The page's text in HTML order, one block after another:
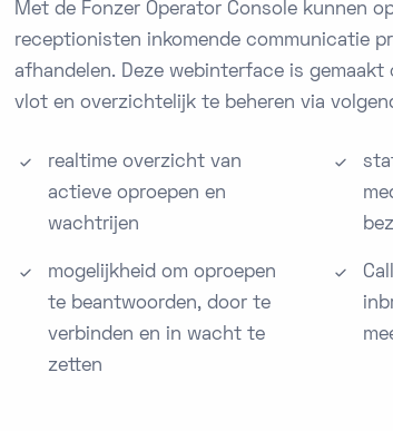
Met de Fonzer Operator Console kunnen
receptionisten inkomende communicatie
afhandelen. Deze webinterface is gemaakt
vlot en overzichtelijk te beheren via
realtime overzicht van
actieve oproepen en
wachtrijen
mogelijkheid om oproepen
te beantwoorden, door te
verbinden en in wacht te
zetten